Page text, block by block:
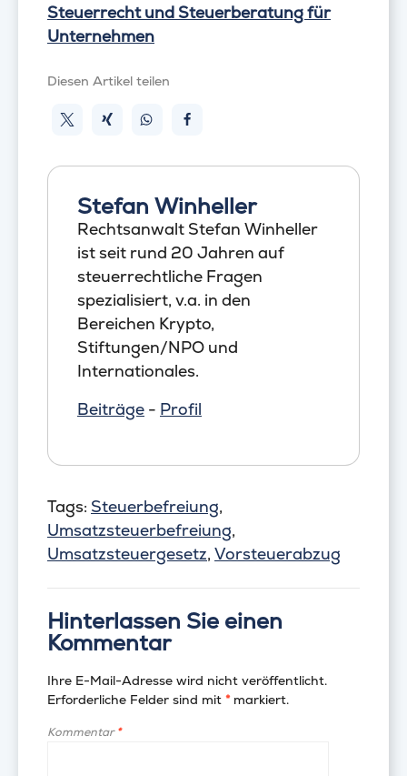
Steuerrecht und Steuerberatung für
Unternehmen
Diesen Artikel teilen
Stefan Winheller
Rechtsanwalt Stefan Winheller
ist seit rund 20 Jahren auf
steuerrechtliche Fragen
spezialisiert, v.a. in den
Bereichen Krypto,
Stiftungen/NPO und
Internationales.
Beiträge - Profil
Tags: Steuerbefreiung,
Umsatzsteuerbefreiung,
Umsatzsteuergesetz, Vorsteuerabzug
Hinterlassen Sie einen
Kommentar
Ihre E-Mail-Adresse wird nicht veröffentlicht.
Erforderliche Felder sind mit *markiert.
Kommentar*